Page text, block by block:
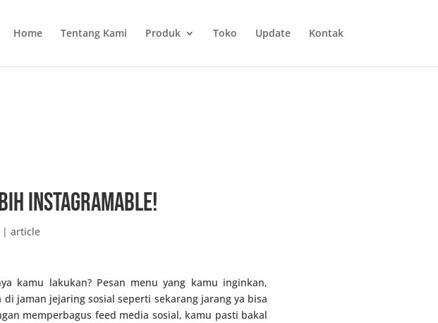
Home Tentang Kami Produk Toko Update Kontak
Instagramable!
article
kamu lakukan? Pesan menu yang kamu inginkan,
jaman jejaring sosial seperti sekarang jarang ya bisa
memperbagus feed media sosial, kamu pasti bakal